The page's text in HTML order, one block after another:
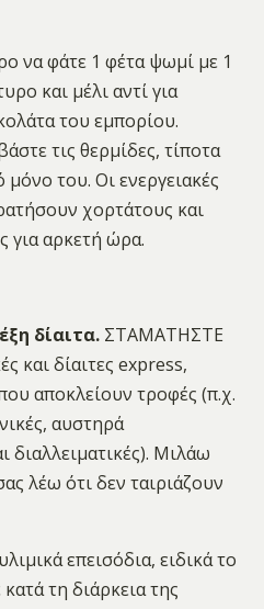
να φάτε 1 φέτα ψωμί με 1
και μέλι αντί για
του εμπορίου.
τις θερμίδες, τίποτα
μόνο του. Οι ενεργειακές
χορτάτους και
για αρκετή ώρα.
δίαιτα.ΣΤΑΜΑΤΗΣΤΕ
και δίαιτες express,
αποκλείουν τροφές (π.χ.
αυστηρά
διαλλειματικές). Μιλάω
λέω ότι δεν ταιριάζουν
επεισόδια, ειδικά το
τη διάρκεια της